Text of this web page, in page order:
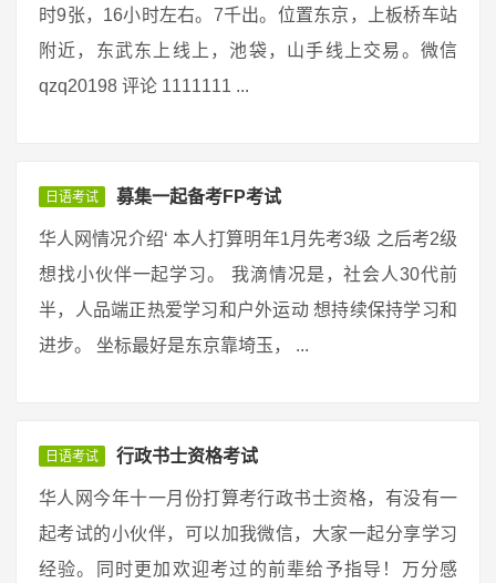
时9张，16小时左右。7千出。位置东京，上板桥车站
附近，东武东上线上，池袋，山手线上交易。微信
qzq20198 评论 1111111 ...
日语考试 募集一起备考FP考试
华人网情况介绍‘ 本人打算明年1月先考3级 之后考2级
想找小伙伴一起学习。 我滴情况是，社会人30代前
半，人品端正热爱学习和户外运动 想持续保持学习和
进步。 坐标最好是东京靠埼玉， ...
日语考试 行政书士资格考试
华人网今年十一月份打算考行政书士资格，有没有一
起考试的小伙伴，可以加我微信，大家一起分享学习
经验。同时更加欢迎考过的前辈给予指导！万分感